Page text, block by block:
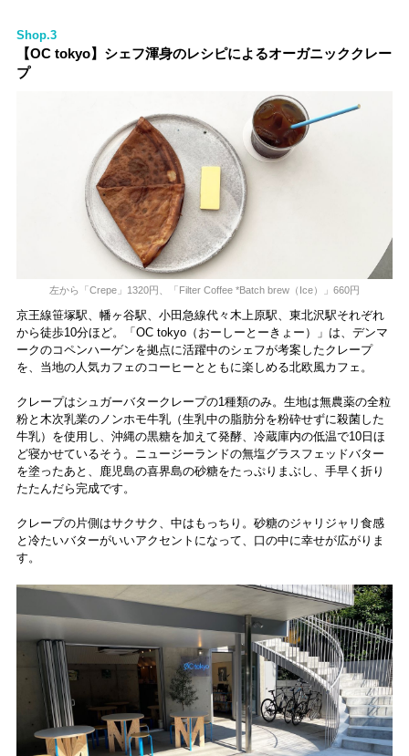
Shop.3
【OC tokyo】シェフ渾身のレシピによるオーガニッククレー
プ
左から「Crepe」1320円、「Filter Coffee *Batch brew（Ice）」660円
京王線笹塚駅、幡ヶ谷駅、小田急線代々木上原駅、東北沢駅それぞれ
から徒歩10分ほど。「OC tokyo（おーしーとーきょー）」は、デンマ
ークのコペンハーゲンを拠点に活躍中のシェフが考案したクレープ
を、当地の人気カフェのコーヒーとともに楽しめる北欧風カフェ。
クレープはシュガーバタークレープの1種類のみ。生地は無農薬の全粒
粉と木次乳業のノンホモ牛乳（生乳中の脂肪分を粉砕せずに殺菌した
牛乳）を使用し、沖縄の黒糖を加えて発酵、冷蔵庫内の低温で10日ほ
ど寝かせているそう。ニュージーランドの無塩グラスフェッドバター
を塗ったあと、鹿児島の喜界島の砂糖をたっぷりまぶし、手早く折り
たたんだら完成です。
クレープの片側はサクサク、中はもっちり。砂糖のジャリジャリ食感
と冷たいバターがいいアクセントになって、口の中に幸せが広がりま
す。